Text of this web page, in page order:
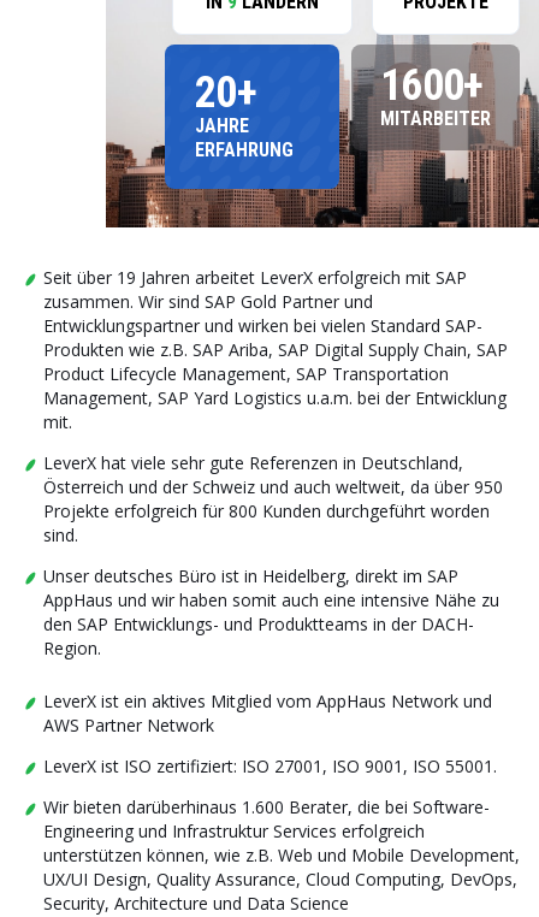
Seit über 19 Jahren arbeitet LeverX erfolgreich mit SAP
zusammen. Wir sind SAP Gold Partner und
Entwicklungspartner und wirken bei vielen Standard SAP-
Produkten wie z.B. SAP Ariba, SAP Digital Supply Chain, SAP
Product Lifecycle Management, SAP Transportation
Management, SAP Yard Logistics u.a.m. bei der Entwicklung
mit.
LeverX hat viele sehr gute Referenzen in Deutschland,
Österreich und der Schweiz und auch weltweit, da über 950
Projekte erfolgreich für 800 Kunden durchgeführt worden
sind.
Unser deutsches Büro ist in Heidelberg, direkt im SAP
AppHaus und wir haben somit auch eine intensive Nähe zu
den SAP Entwicklungs- und Produktteams in der DACH-
Region.
LeverX ist ein aktives Mitglied vom AppHaus Network und
AWS Partner Network
LeverX ist ISO zertifiziert: ISO 27001, ISO 9001, ISO 55001.
Wir bieten darüberhinaus 1.600 Berater, die bei Software-
Engineering und Infrastruktur Services erfolgreich
unterstützen können, wie z.B. Web und Mobile Development,
UX/UI Design, Quality Assurance, Cloud Computing, DevOps,
Security, Architecture und Data Science
1600+
MITARBEITER
20+
JAHRE
ERFAHRUNG